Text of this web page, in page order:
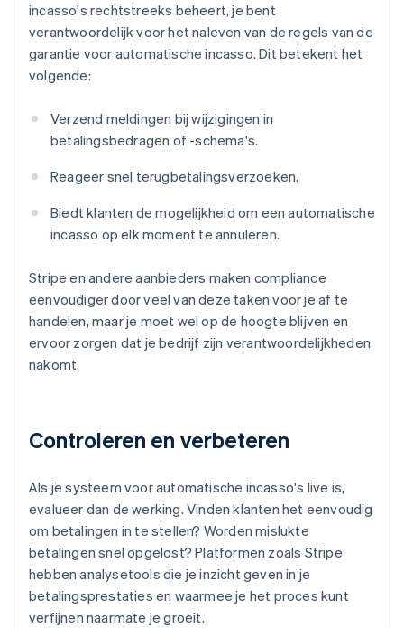
incasso's rechtstreeks beheert, je bent
verantwoordelijk voor het naleven van de regels van de
garantie voor automatische incasso. Dit betekent het
volgende:
Verzend meldingen bij wijzigingen in
betalingsbedragen of -schema's.
Reageer snel terugbetalingsverzoeken.
Biedt klanten de mogelijkheid om een automatische
incasso op elk moment te annuleren.
Stripe en andere aanbieders maken compliance
eenvoudiger door veel van deze taken voor je af te
handelen, maar je moet wel op de hoogte blijven en
ervoor zorgen dat je bedrijf zijn verantwoordelijkheden
nakomt.
Controleren en verbeteren
Als je systeem voor automatische incasso's live is,
evalueer dan de werking. Vinden klanten het eenvoudig
om betalingen in te stellen? Worden mislukte
betalingen snel opgelost? Platformen zoals Stripe
hebben analysetools die je inzicht geven in je
betalingsprestaties en waarmee je het proces kunt
verfijnen naarmate je groeit.